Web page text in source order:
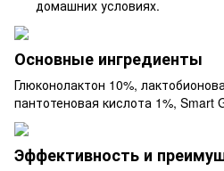
домашних условиях.
Основные ингредиенты
Глюконолактон 10%,
пантотеновая кислота 1%, Smart
Эффективность и